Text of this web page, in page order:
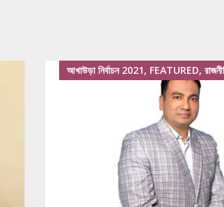
আখাউড়া নির্বাচন 2021, FEATURED,